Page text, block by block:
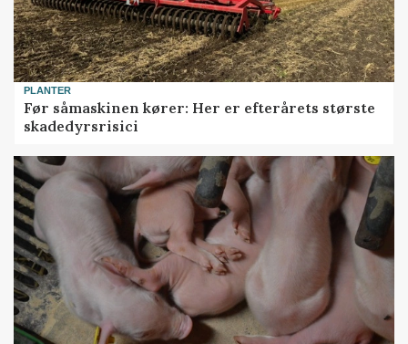
PLANTER
Før såmaskinen kører: Her er efterårets største
skadedyrsrisici